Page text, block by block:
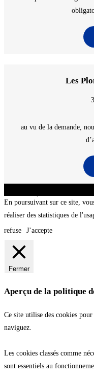
Les
au vu de la demande,
En poursuivant sur ce site,
réaliser des statistiques de
refuse
J’accepte
Fermer
Aperçu de la politique
Ce site utilise des cookies
naviguez.
Les cookies classés comme
sont essentiels au